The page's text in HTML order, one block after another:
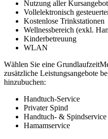
Nutzung aller
Vollelektronisch
Kostenlose Trinkstationen
Wellnessbereich (exkl.
Kinderbetreuung
WLAN
Wählen Sie eine Grundlaufzeit
zusätzliche Leistungsangebote
hinzubuchen:
Handtuch-Service
Privater Spind
Handtuch- & Spindservice
Hamamservice